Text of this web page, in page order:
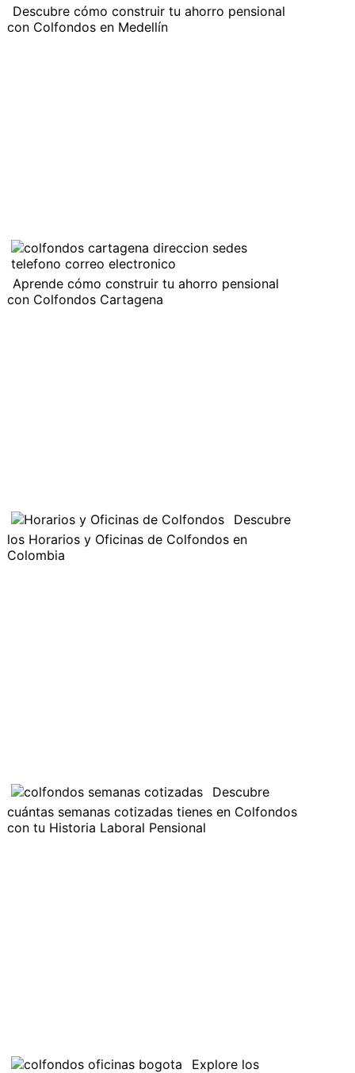
Descubre cómo construir tu ahorro pensional
con Colfondos en Medellín
Aprende cómo construir tu ahorro pensional
con Colfondos Cartagena
Descubre
los Horarios y Oficinas de Colfondos en
Colombia
Descubre
cuántas semanas cotizadas tienes en Colfondos
con tu Historia Laboral Pensional
Explore los